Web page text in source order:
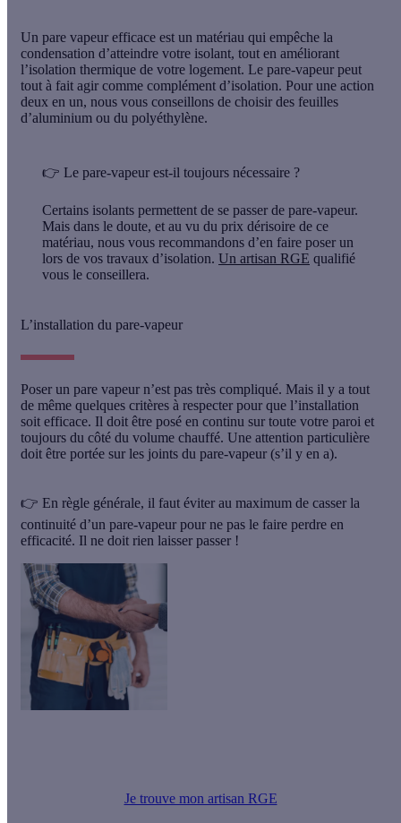
Un pare vapeur efficace est un matériau qui empêche la
condensation d’atteindre votre isolant, tout en améliorant
l’isolation thermique de votre logement. Le pare-vapeur peut
tout à fait agir comme complément d’isolation. Pour une action
deux en un, nous vous conseillons de choisir des feuilles
d’aluminium ou du polyéthylène.
👉 Le pare-vapeur est-il toujours nécessaire ?
Certains isolants permettent de se passer de pare-vapeur.
Mais dans le doute, et au vu du prix dérisoire de ce
matériau, nous vous recommandons d’en faire poser un
lors de vos travaux d’isolation. Un artisan RGE qualifié
vous le conseillera.
L’installation du pare-vapeur
Poser un pare vapeur n’est pas très compliqué. Mais il y a tout
de même quelques critères à respecter pour que l’installation
soit efficace. Il doit être posé en continu sur toute votre paroi et
toujours du côté du volume chauffé. Une attention particulière
doit être portée sur les joints du pare-vapeur (s’il y en a).
👉 En règle générale, il faut éviter au maximum de casser la
continuité d’un pare-vapeur pour ne pas le faire perdre en
efficacité. Il ne doit rien laisser passer !
Je trouve mon artisan RGE